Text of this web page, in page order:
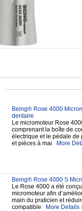
Being® Rose 4000
dentaire
Le micromoteur Rose
comprenant la boîte de
électrique et le pédale de
et pièces à mai
More
Being® Rose 4000 S
Le Rose 4000 a été
micromoteur afin
main du praticien et
compatible
More Details